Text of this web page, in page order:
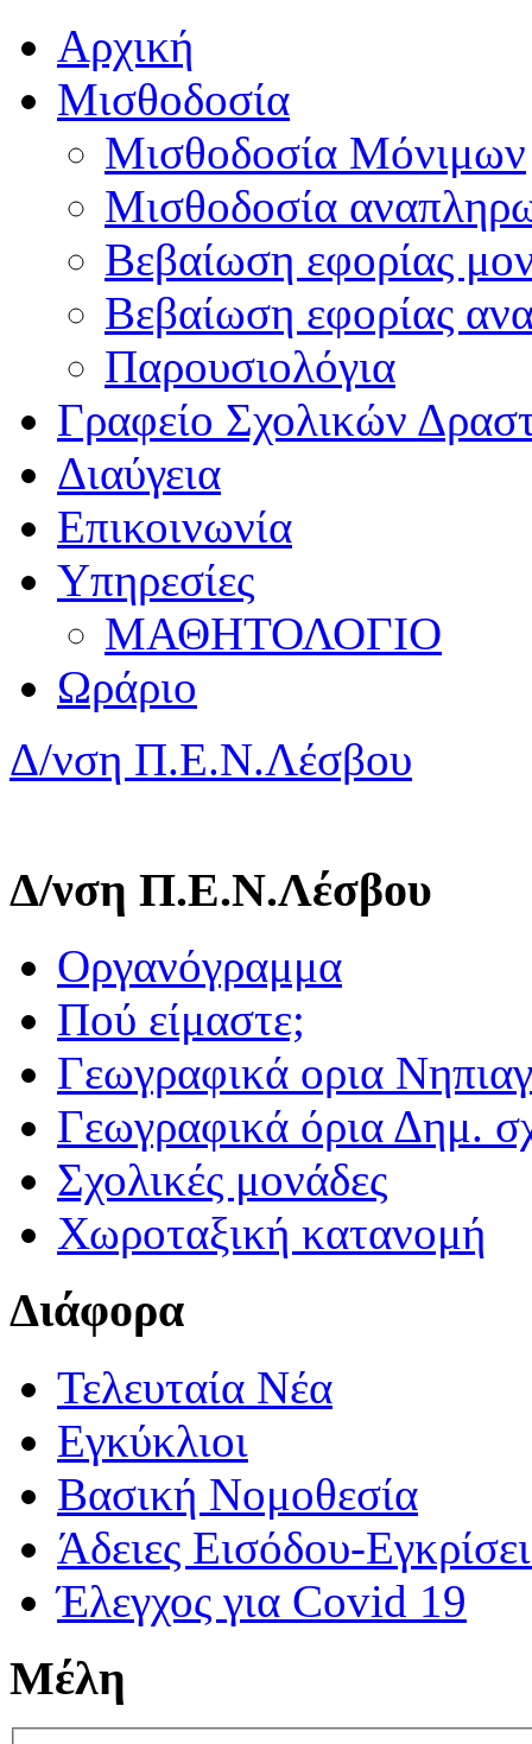
Αρχική
Μισθοδοσία
Μισθοδοσία Μόνιμων
Μισθοδοσία
Βεβαίωση εφορίας
Βεβαίωση εφορίας
Παρουσιολόγια
Γραφείο Σχολικών
Διαύγεια
Επικοινωνία
Υπηρεσίες
ΜΑΘΗΤΟΛΟΓΙΟ
Ωράριο
Δ/νση Π.Ε.Ν.Λέσβου
Δ/νση Π.Ε.Ν.Λέσβου
Οργανόγραμμα
Πού είμαστε;
Γεωγραφικά ορια
Γεωγραφικά όρια Δημ.
Σχολικές μονάδες
Χωροταξική κατανομή
Διάφορα
Τελευταία Νέα
Εγκύκλιοι
Βασική Νομοθεσία
Άδειες Εισόδου-
Έλεγχος για Covid 19
Μέλη